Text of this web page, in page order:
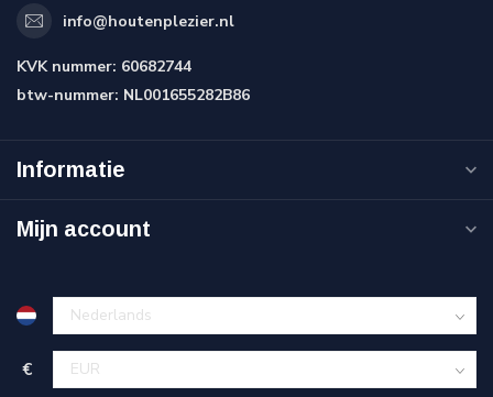
info@houtenplezier.nl
KVK nummer: 60682744
btw-nummer: NL001655282B86
Informatie
Mijn account
€